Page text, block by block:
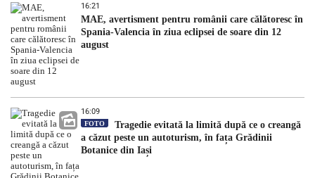
16:21
MAE, avertisment pentru românii care călătoresc în
Spania-Valencia în ziua eclipsei de soare din 12
august
16:09
FOTO
Tragedie evitată la limită după ce o creangă
a căzut peste un autoturism, în fața Grădinii
Botanice din Iași